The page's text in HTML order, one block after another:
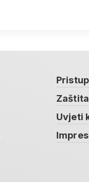
Uvjeti